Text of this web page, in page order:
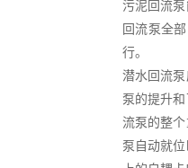
污泥回流
回流泵全
行。
潜水回流
泵的提升
流泵的整
泵自动就